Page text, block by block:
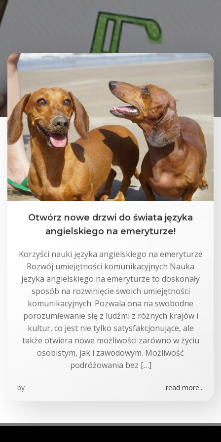
Otwórz nowe drzwi do świata języka
angielskiego na emeryturze!
Korzyści nauki języka angielskiego na emeryturze
Rozwój umiejętności komunikacyjnych Nauka
języka angielskiego na emeryturze to doskonały
sposób na rozwinięcie swoich umiejętności
komunikacyjnych. Pozwala ona na swobodne
porozumiewanie się z ludźmi z różnych krajów i
kultur, co jest nie tylko satysfakcjonujące, ale
także otwiera nowe możliwości zarówno w życiu
osobistym, jak i zawodowym. Możliwość
podróżowania bez […]
by read more...